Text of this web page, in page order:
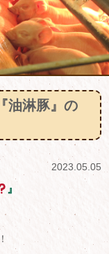
油淋豚』の
2023.05.05
』